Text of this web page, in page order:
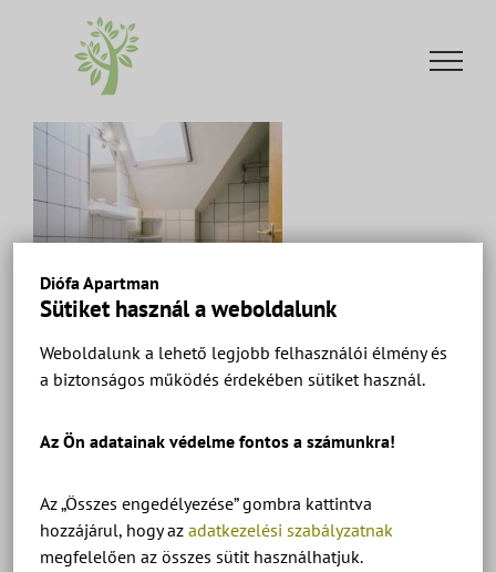
Diófa Apartman
Sütiket használ a weboldalunk
Weboldalunk a lehető legjobb felhasználói élmény és
a biztonságos működés érdekében sütiket használ.
Az Ön adatainak védelme fontos a számunkra!
Az „Összes engedélyezése” gombra kattintva
hozzájárul, hogy az adatkezelési szabályzatnak
megfelelően az összes sütit használhatjuk.
Diófa Apartman Keszthely – Apartman 6 Ház 1 –
Apartmanok és szobák a Balatonnál.